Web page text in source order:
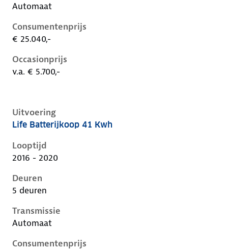
Automaat
Consumentenprijs
€ 25.040,-
Occasionprijs
v.a. € 5.700,-
Uitvoering
Renault Zoe i, 41 kwh, 68 kW, Elektrisch, 5 deuren
Life Batterijkoop 41 Kwh
Looptijd
2016 - 2020
Deuren
5 deuren
Transmissie
Automaat
Consumentenprijs